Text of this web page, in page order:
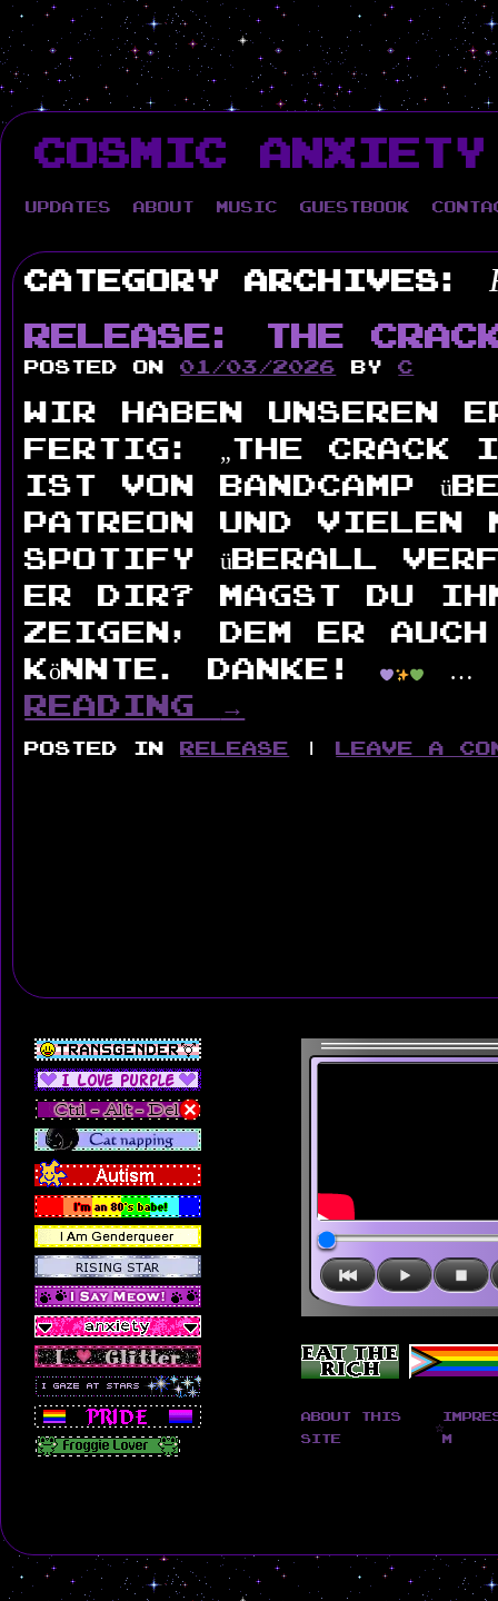
Skip
to
contentCOSMIC ANXIETY
Updates About Music Guestbook
Category Archives:
Release: The
Posted on 01/03/2026 by c
Wir haben unseren
fertig: „The Crack
ist von Bandcamp
Patreon und vielen
Spotify überall
er dir? Magst du ihn
zeigen, dem er
könnte. Danke!
…
reading
→
Posted in Release Leave a
About this
Site
☆
m